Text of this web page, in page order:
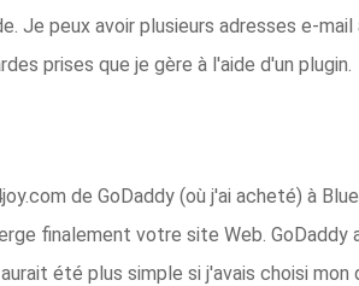
Je peux avoir plusieurs adresses e-
prises que je gère à l'aide d'un plugin.
de GoDaddy (où j'ai acheté) à
finalement votre site Web.
été plus simple si j'avais choisi